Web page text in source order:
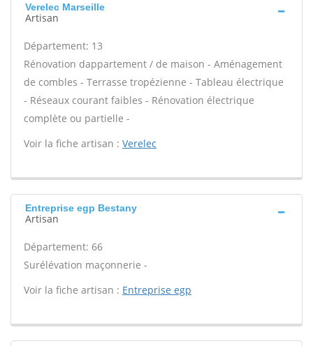
Verelec Marseille
Artisan
Département: 13
Rénovation dappartement / de maison - Aménagement
de combles - Terrasse tropézienne - Tableau électrique
- Réseaux courant faibles - Rénovation électrique
complète ou partielle -
Voir la fiche artisan : Verelec
Entreprise egp Bestany
Artisan
Département: 66
Surélévation maçonnerie -
Voir la fiche artisan : Entreprise egp